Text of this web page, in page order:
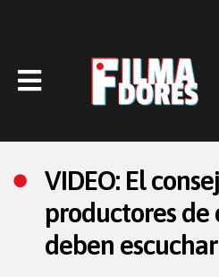
VIDEO: El
productores
deben escuchar